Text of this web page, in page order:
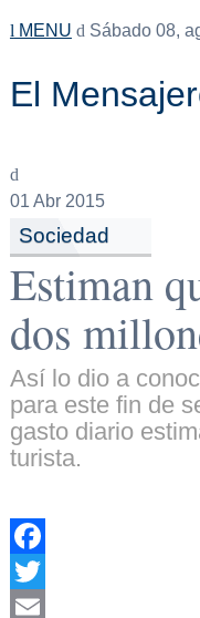
MENU Sábado 08,
El
01 Abr 2015
Sociedad
Estiman
dos
Así lo dio a
para este fin de
gasto diario
turista.
Facebook
Twitter